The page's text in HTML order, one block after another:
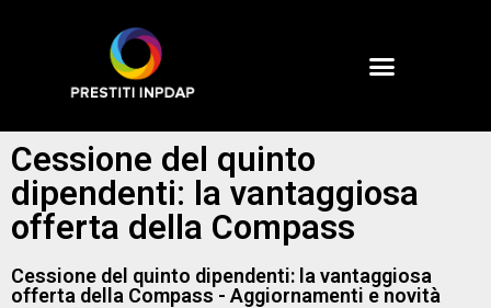
Cessione del quinto
dipendenti: la vantaggiosa
offerta della Compass
Cessione del quinto dipendenti: la vantaggiosa
offerta della Compass - Aggiornamenti e novità